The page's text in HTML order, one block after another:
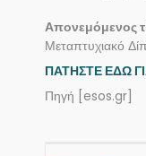
Απονεμόμενος
Μεταπτυχιακό
ΠΑΤΗΣΤΕ ΕΔΩ
Πηγή [esos.gr]